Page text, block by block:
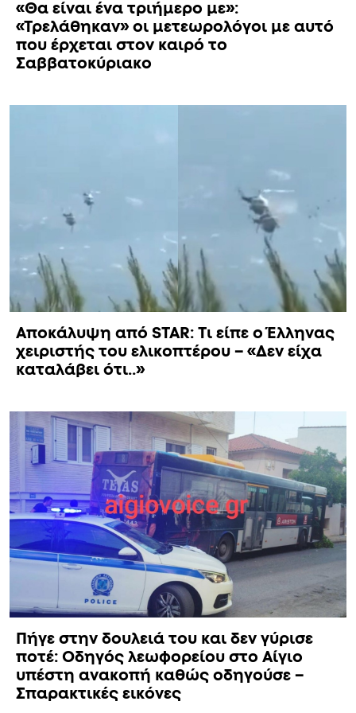
«Θα είναι ένα τριήμερο με»:
«Τρελάθηκαν» οι μετεωρολόγοι με αυτό
που έρχεται στον καιρό το
Σαββατοκύριακο
Αποκάλυψη από STAR: Τι είπε ο Έλληνας
χειριστής του ελικοπτέρου – «Δεν είχα
καταλάβει ότι..»
Πήγε στην δουλειά του και δεν γύρισε
ποτέ: Οδηγός λεωφορείου στο Αίγιο
υπέστη ανακοπή καθώς οδηγούσε –
Σπαρακτικές εικόνες